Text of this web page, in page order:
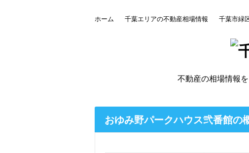
ホーム 千葉エリアの不動産相場情報 千葉市緑
不動産の相場情報
おゆみ野パークハウス弐番館の